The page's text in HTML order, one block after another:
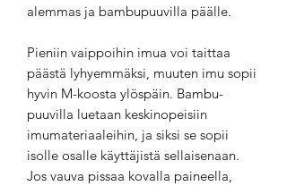
alemmas ja bambupuuvilla päälle.
Pieniin vaippoihin imua voi taittaa
päästä lyhyemmäksi, muuten imu sopii
hyvin M-koosta ylöspäin. Bambu-
puuvilla luetaan keskinopeisiin
imumateriaaleihin, ja siksi se sopii
isolle osalle käyttäjistä sellaisenaan.
Jos vauva pissaa kovalla paineella,